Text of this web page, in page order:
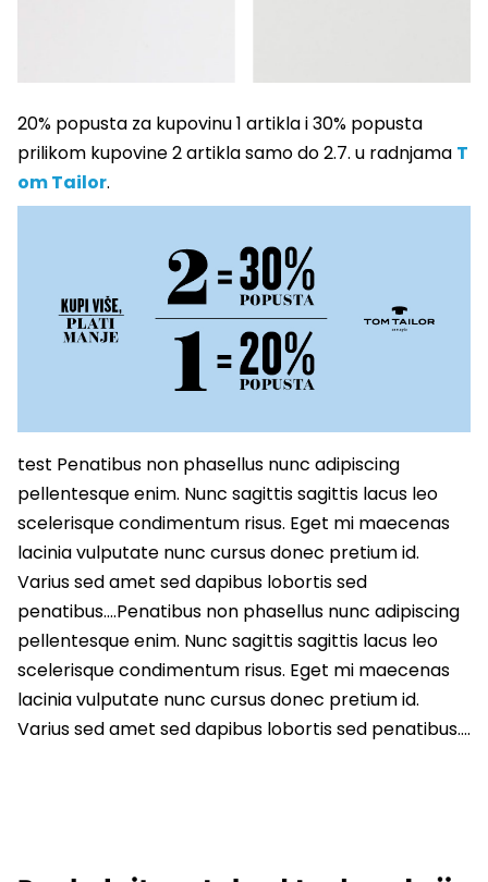
20% popusta za kupovinu 1 artikla i 30% popusta
prilikom kupovine 2 artikla samo do 2.7. u radnjama T
om Tailor.
test Penatibus non phasellus nunc adipiscing
pellentesque enim. Nunc sagittis sagittis lacus leo
scelerisque condimentum risus. Eget mi maecenas
lacinia vulputate nunc cursus donec pretium id.
Varius sed amet sed dapibus lobortis sed
penatibus….Penatibus non phasellus nunc adipiscing
pellentesque enim. Nunc sagittis sagittis lacus leo
scelerisque condimentum risus. Eget mi maecenas
lacinia vulputate nunc cursus donec pretium id.
Varius sed amet sed dapibus lobortis sed penatibus….